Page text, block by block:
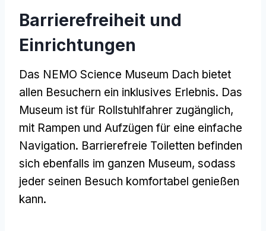
Barrierefreiheit und
Einrichtungen
Das NEMO Science Museum Dach bietet
allen Besuchern ein inklusives Erlebnis. Das
Museum ist für Rollstuhlfahrer zugänglich,
mit Rampen und Aufzügen für eine einfache
Navigation. Barrierefreie Toiletten befinden
sich ebenfalls im ganzen Museum, sodass
jeder seinen Besuch komfortabel genießen
kann.